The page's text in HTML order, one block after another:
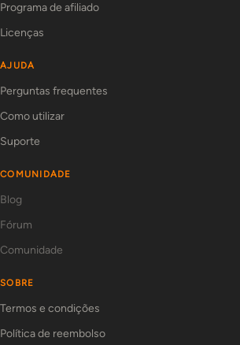
Programa de afiliado
Licenças
AJUDA
Perguntas frequentes
Como utilizar
Suporte
COMUNIDADE
Blog
Fórum
Comunidade
SOBRE
Termos e condições
Política de reembolso